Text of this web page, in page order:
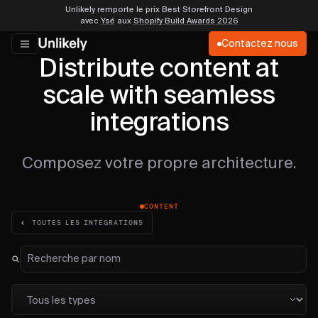
Unlikely remporte le prix Best Storefront Design
avec Ysé aux Shopify Build Awards 2026
Contactez nous
Distribute content at
scale with seamless
integrations
Composez votre propre architecture.
CONTENT
TOUTES LES INTÉGRATIONS